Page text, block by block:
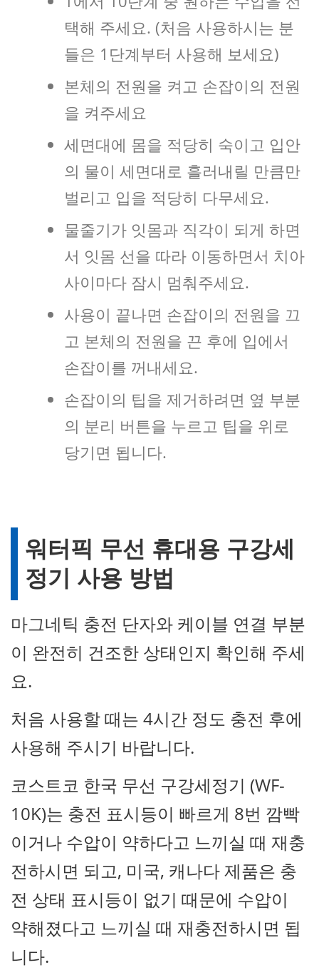
택해 주세요. (처음 사용하시는 분
들은 1단계부터 사용해 보세요)
본체의 전원을 켜고 손잡이의 전원
을 켜주세요
세면대에 몸을 적당히 숙이고 입안
의 물이 세면대로 흘러내릴 만큼만
벌리고 입을 적당히 다무세요.
물줄기가 잇몸과 직각이 되게 하면
서 잇몸 선을 따라 이동하면서 치아
사이마다 잠시 멈춰주세요.
사용이 끝나면 손잡이의 전원을 끄
고 본체의 전원을 끈 후에 입에서
손잡이를 꺼내세요.
손잡이의 팁을 제거하려면 옆 부분
의 분리 버튼을 누르고 팁을 위로
당기면 됩니다.
워터픽 무선 휴대용 구강세
정기 사용 방법
마그네틱 충전 단자와 케이블 연결 부분
이 완전히 건조한 상태인지 확인해 주세
요.
처음 사용할 때는 4시간 정도 충전 후에
사용해 주시기 바랍니다.
코스트코 한국 무선 구강세정기 (WF-
10K)는 충전 표시등이 빠르게 8번 깜빡
이거나 수압이 약하다고 느끼실 때 재충
전하시면 되고, 미국, 캐나다 제품은 충
전 상태 표시등이 없기 때문에 수압이
약해졌다고 느끼실 때 재충전하시면 됩
니다.